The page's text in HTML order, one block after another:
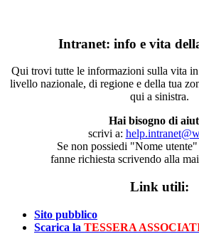
Intranet: info e vita
Qui trovi tutte le informazioni sulla vita
livello nazionale, di regione e della tua
qui a sinistra.
Hai bisogno di
scrivi a:
Se non possiedi "Nome
fanne richiesta scrivendo alla
Link utili:
Sito pubblico
Scarica la TESSERA